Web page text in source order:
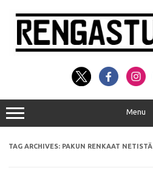
content
Menu
TAG ARCHIVES: PAKUN RENKAAT NETISTÄ